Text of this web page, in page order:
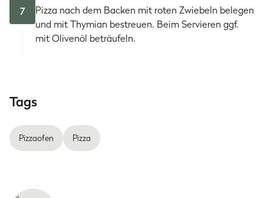
7
Pizza nach dem Backen mit roten Zwiebeln belegen
und mit Thymian bestreuen. Beim Servieren ggf.
mit Olivenöl beträufeln.
Tags
Pizzaofen Pizza